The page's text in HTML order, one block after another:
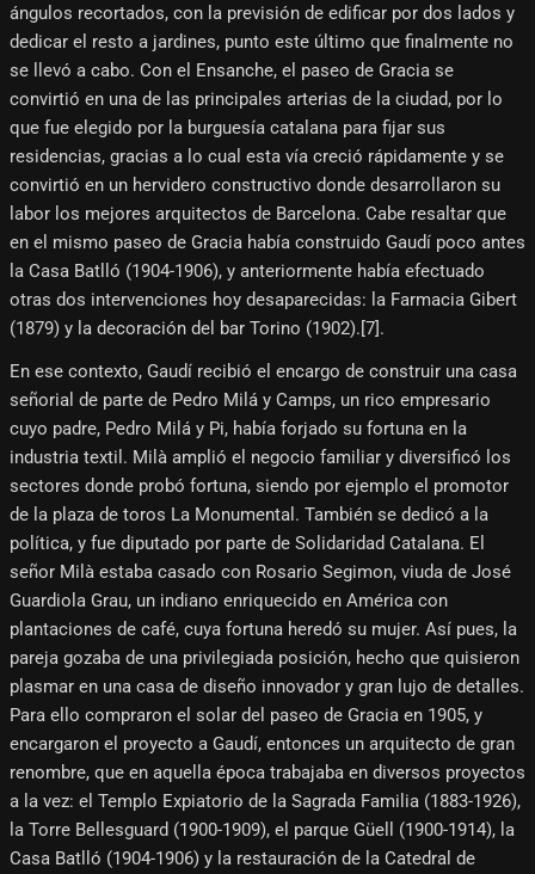
ángulos recortados, con la previsión de edificar por dos lados y
dedicar el resto a jardines, punto este último que finalmente no
se llevó a cabo. Con el Ensanche, el paseo de Gracia se
convirtió en una de las principales arterias de la ciudad, por lo
que fue elegido por la burguesía catalana para fijar sus
residencias, gracias a lo cual esta vía creció rápidamente y se
convirtió en un hervidero constructivo donde desarrollaron su
labor los mejores arquitectos de Barcelona. Cabe resaltar que
en el mismo paseo de Gracia había construido Gaudí poco antes
la Casa Batlló (1904-1906), y anteriormente había efectuado
otras dos intervenciones hoy desaparecidas: la Farmacia Gibert
(1879) y la decoración del bar Torino (1902).[7]​.
En ese contexto, Gaudí recibió el encargo de construir una casa
señorial de parte de Pedro Milá y Camps, un rico empresario
cuyo padre, Pedro Milá y Pi, había forjado su fortuna en la
industria textil. Milà amplió el negocio familiar y diversificó los
sectores donde probó fortuna, siendo por ejemplo el promotor
de la plaza de toros La Monumental. También se dedicó a la
política, y fue diputado por parte de Solidaridad Catalana. El
señor Milà estaba casado con Rosario Segimon, viuda de José
Guardiola Grau, un indiano enriquecido en América con
plantaciones de café, cuya fortuna heredó su mujer. Así pues, la
pareja gozaba de una privilegiada posición, hecho que quisieron
plasmar en una casa de diseño innovador y gran lujo de detalles.
Para ello compraron el solar del paseo de Gracia en 1905, y
encargaron el proyecto a Gaudí, entonces un arquitecto de gran
renombre, que en aquella época trabajaba en diversos proyectos
a la vez: el Templo Expiatorio de la Sagrada Familia (1883-1926),
la Torre Bellesguard (1900-1909), el parque Güell (1900-1914), la
Casa Batlló (1904-1906) y la restauración de la Catedral de